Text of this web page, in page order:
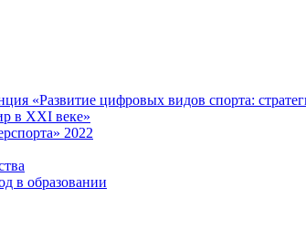
«Развитие цифровых видов спорта:
в XXI веке»
2022
в образовании